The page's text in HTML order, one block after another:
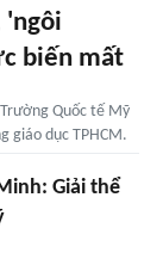
'ngôi
biến mất
Quốc tế Mỹ
giáo dục TPHCM.
Giải thể